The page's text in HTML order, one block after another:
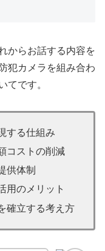
からお話する内容を
犯カメラを組み合わ
てです。
する仕組み
コストの削減
供体制
用のメリット
確立する考え方